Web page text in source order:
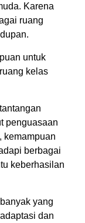
Karena
ruang
untuk
kelas
penguasaan
kemampuan
berbagai
keberhasilan
yang
dan